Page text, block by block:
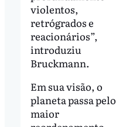
violentos,
retrógrados e
reacionários”,
introduziu
Bruckmann.
Em sua visão, o
planeta passa pelo
maior